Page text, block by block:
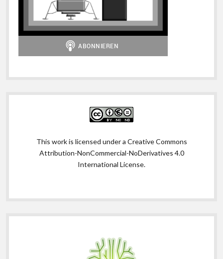
This work is licensed under a Creative Commons
Attribution-NonCommercial-NoDerivatives 4.0
International License.